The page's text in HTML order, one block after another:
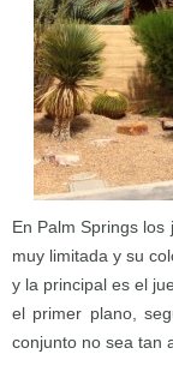
En Palm Springs
muy limitada y su
y la principal es el
el primer plano,
conjunto no sea tan